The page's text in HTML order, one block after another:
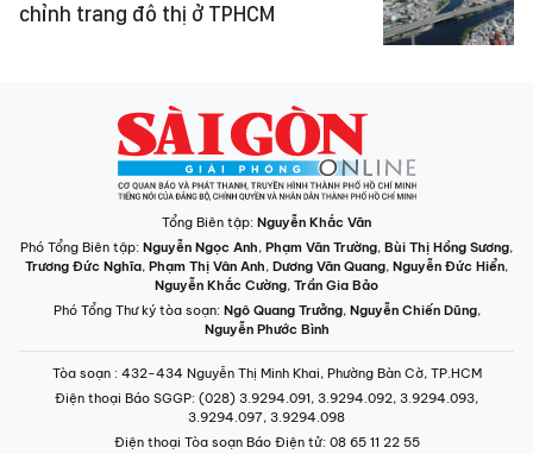
chỉnh trang đô thị ở TPHCM
Tổng Biên tập: Nguyễn Khắc Văn
Phó Tổng Biên tập: Nguyễn Ngọc Anh, Phạm Văn Trường, Bùi Thị Hồng Sương,
Trương Đức Nghĩa, Phạm Thị Vân Anh, Dương Văn Quang, Nguyễn Đức Hiển,
Nguyễn Khắc Cường, Trần Gia Bảo
Phó Tổng Thư ký tòa soạn: Ngô Quang Trưởng, Nguyễn Chiến Dũng,
Nguyễn Phước Bình
Tòa soạn : 432-434 Nguyễn Thị Minh Khai, Phường Bàn Cờ, TP.HCM
Điện thoại Báo SGGP: (028) 3.9294.091, 3.9294.092, 3.9294.093,
3.9294.097, 3.9294.098
Điện thoại Tòa soạn Báo Điện tử: 08 65 11 22 55